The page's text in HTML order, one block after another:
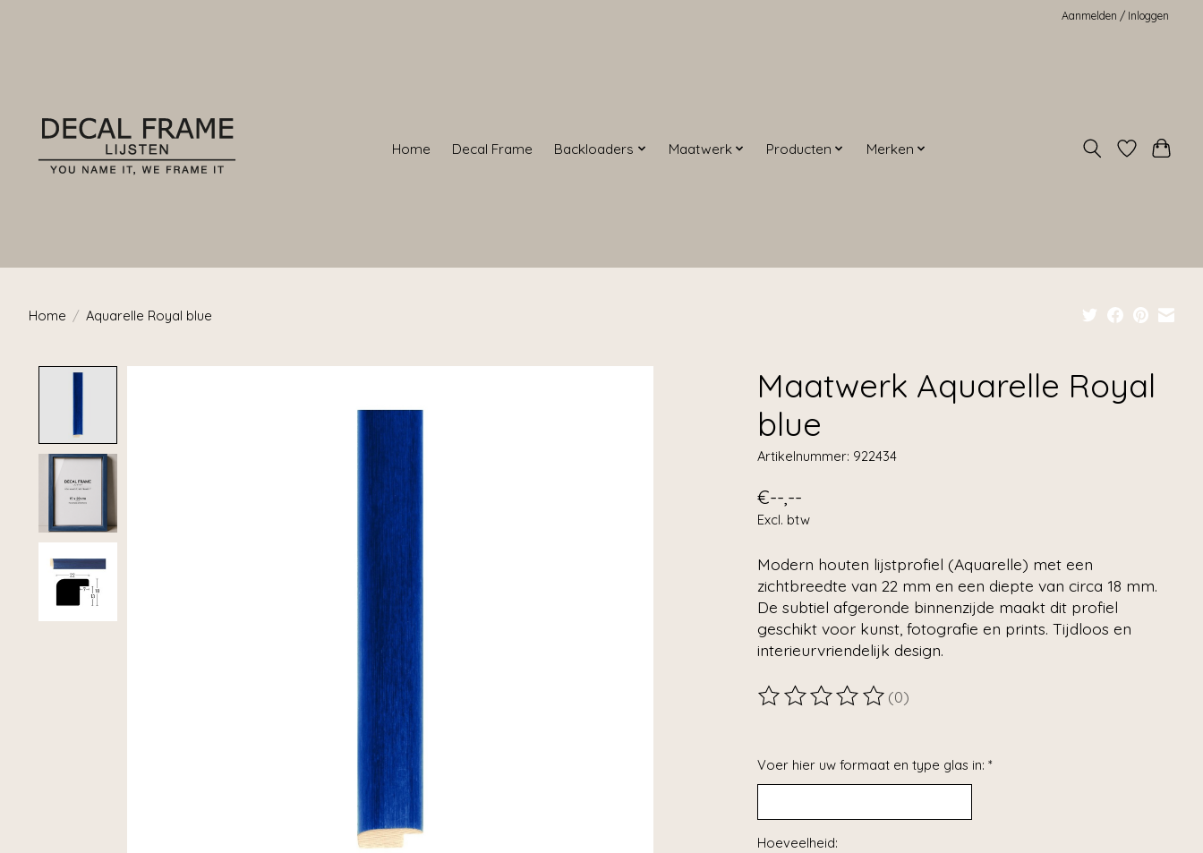
Aanmelden / Inloggen
Home Decal Frame Backloaders Maatwerk Producten Merken
Home / Aquarelle Royal blue
Maatwerk Aquarelle Royal
blue
Artikelnummer: 922434
€--,--
Excl. btw
Modern houten lijstprofiel (Aquarelle) met een
zichtbreedte van 22 mm en een diepte van circa 18 mm.
De subtiel afgeronde binnenzijde maakt dit profiel
geschikt voor kunst, fotografie en prints. Tijdloos en
interieurvriendelijk design.
De beoordeling van dit product is
(0)
Voer hier uw formaat en type glas in: *
Hoeveelheid: